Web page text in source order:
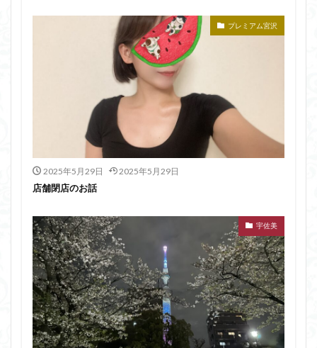
プレミアム宮沢
2025年5月29日 2025年5月29日
店舗閉店のお話
宇佐美